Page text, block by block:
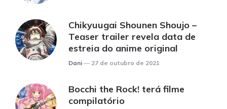
Chikyuugai Shounen Shoujo –
Teaser trailer revela data de
estreia do anime original
Posted
Dani 27 de outubro de 2021
Bocchi the Rock! terá filme
compilatório